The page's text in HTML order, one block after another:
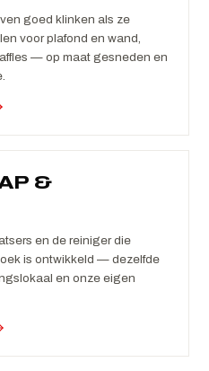
goed klinken als ze
voor plafond en wand,
— op maat gesneden en
&
en de reiniger die
is ontwikkeld — dezelfde
en onze eigen